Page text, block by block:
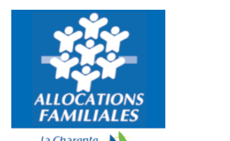
OÙ NOUS TROUVER
FAMILLE
SOLIDARITÉ
CULTURE ET VIE LOCALE
BIEN-ÊTRE VIEILLIR BIEN